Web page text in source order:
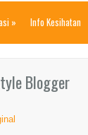
» Info Kesihatan
Blogger